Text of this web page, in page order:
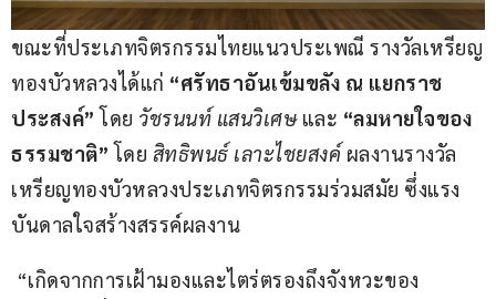
ขณะที่ประเภทจิตรกรรมไทยแนวประเพณี รางวัลเหรียญ
ทองบัวหลวงได้แก่ “ศรัทธาอันเข้มขลัง ณ แยกราช
ประสงค์” โดย วัชรนนท์ แสนวิเศษ และ “ลมหายใจของ
ธรรมชาติ” โดย สิทธิพนธ์ เลาะไชยสงค์ ผลงานรางวัล
เหรียญทองบัวหลวงประเภทจิตรกรรมร่วมสมัย ซึ่งแรง
บันดาลใจสร้างสรรค์ผลงาน
“เกิดจากการเฝ้ามองและไตร่ตรองถึงจังหวะของ